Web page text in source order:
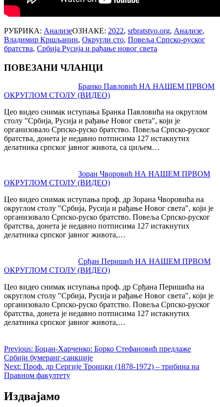
РУБРИКА: АнализеОЗНАКЕ: 2022, srbratstvo.org, Анализе,
Владимир Кршљанин, Округли сто, Повеља Српско-руског
братства, Србија Русија и рађање новог света
ПОВЕЗАНИ ЧЛАНЦИ
Бранко Павловић НА НАШЕМ ПРВОМ
ОКРУГЛОМ СТОЛУ (ВИДЕО)
Цео видео снимак иступања Бранка Павловића на округлом
столу "Србија, Русија и рађање Новог света", који је
организовало Српско-руско братство. Повеља Српско-руског
братства, донета је недавно потписима 127 истакнутих
делатника српског јавног живота, са циљем…
Зоран Чворовић НА НАШЕМ ПРВОМ
ОКРУГЛОМ СТОЛУ (ВИДЕО)
Цео видео снимак иступања проф. др Зорана Чворовића на
округлом столу "Србија, Русија и рађање Новог света", који је
организовало Српско-руско братство. Повеља Српско-руског
братства, донета је недавно потписима 127 истакнутих
делатника српског јавног живота,…
Срђан Перишић НА НАШЕМ ПРВОМ
ОКРУГЛОМ СТОЛУ (ВИДЕО)
Цео видео снимак иступања проф. др Срђана Перишића на
округлом столу "Србија, Русија и рађање Новог света", који је
организовало Српско-руско братство. Повеља Српско-руског
братства, донета је недавно потписима 127 истакнутих
делатника српског јавног живота,…
navigation
Previous: Боцан-Харченко: Борко Стефановић предлаже
Србији бумеранг-санкције
Next: Проф. др Сергије Троицки (1878-1972) – трибина на
Правном факултету
Издвајамо